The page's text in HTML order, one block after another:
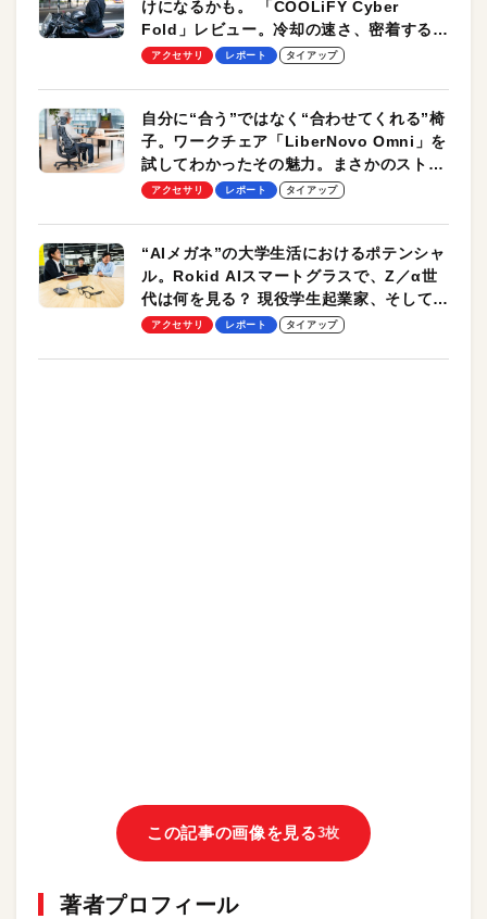
けになるかも。 「COOLiFY Cyber
Fold」レビュー。冷却の速さ、密着する冷
却プレート、シンプルな操作性がグッド！
アクセサリ レポート タイアップ
自分に“合う”ではなく“合わせてくれる”椅
子。ワークチェア「LiberNovo Omni」を
試してわかったその魅力。まさかのストレ
ッチ機能も搭載
アクセサリ レポート タイアップ
“AIメガネ”の大学生活におけるポテンシャ
ル。Rokid AIスマートグラスで、Z／α世
代は何を見る？ 現役学生起業家、そして教
授による体験会レポート【PR】
アクセサリ レポート タイアップ
この記事の画像を見る3枚
著者プロフィール